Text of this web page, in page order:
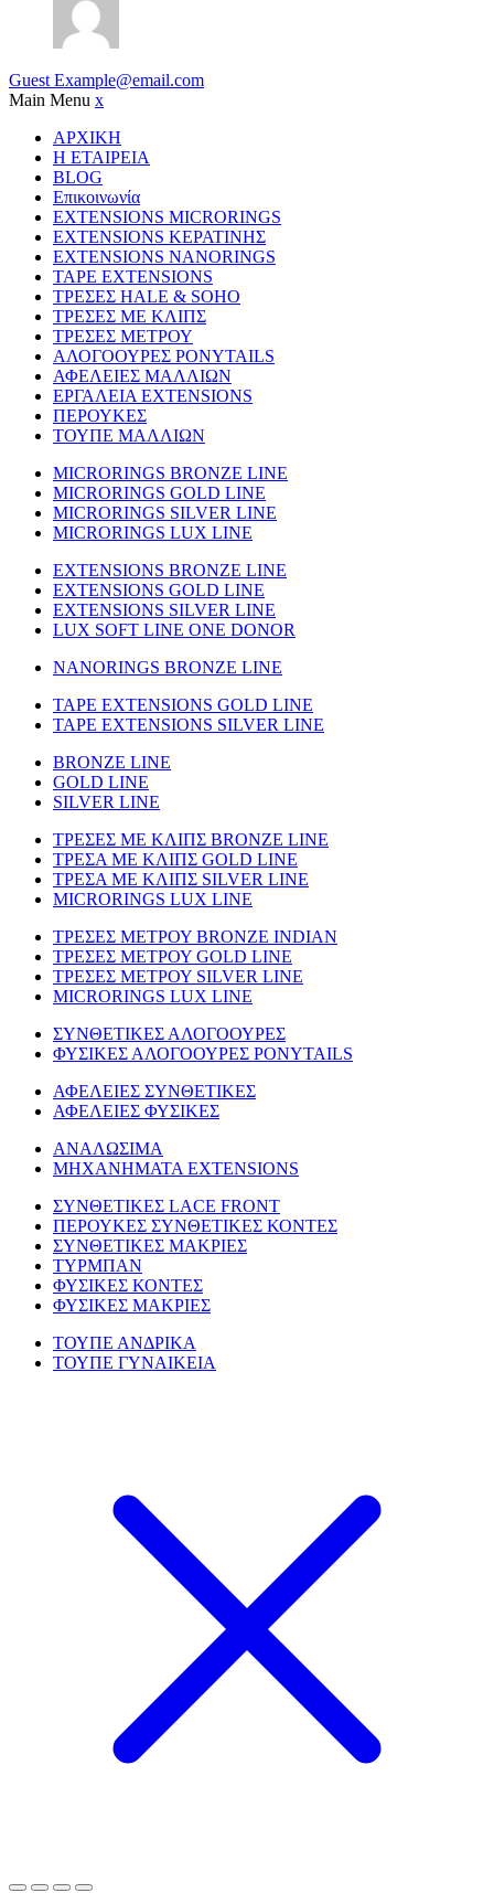
Guest Example@email.com
Main Menu x
ΑΡΧΙΚΗ
Η ΕΤΑΙΡΕΙΑ
BLOG
Επικοινωνία
EXTENSIONS MICRORINGS
EXTENSIONS ΚΕΡΑΤΙΝΗΣ
EXTENSIONS NANORINGS
TAPE EXTENSIONS
ΤΡΕΣΕΣ HALE & SOHO
ΤΡΕΣΕΣ ΜΕ ΚΛΙΠΣ
ΤΡΕΣΕΣ ΜΕΤΡΟΥ
ΑΛΟΓΟΟΥΡΕΣ PONYTAILS
ΑΦΕΛΕΙΕΣ ΜΑΛΛΙΩΝ
ΕΡΓΑΛΕΙΑ EXTENSIONS
ΠΕΡΟΥΚΕΣ
ΤΟΥΠΕ ΜΑΛΛΙΩΝ
MICRORINGS BRONZE LINE
MICRORINGS GOLD LINE
MICRORINGS SILVER LINE
MICRORINGS LUX LINE
EXTENSIONS BRONZE LINE
EXTENSIONS GOLD LINE
EXTENSIONS SILVER LINE
LUX SOFT LINE ONE DONOR
NANORINGS BRONZE LINE
TAPE EXTENSIONS GOLD LINE
TAPE EXTENSIONS SILVER LINE
BRONZE LINE
GOLD LINE
SILVER LINE
ΤΡΕΣΕΣ ΜΕ ΚΛΙΠΣ BRONZE LINE
ΤΡΕΣΑ ΜΕ ΚΛΙΠΣ GOLD LINE
ΤΡΕΣΑ ΜΕ ΚΛΙΠΣ SILVER LINE
MICRORINGS LUX LINE
TΡΕΣΕΣ ΜΕΤΡΟΥ BRONZE INDIAN
ΤΡΕΣΕΣ ΜΕΤΡΟΥ GOLD LINE
ΤΡΕΣΕΣ ΜΕΤΡΟΥ SILVER LINE
MICRORINGS LUX LINE
ΣΥΝΘΕΤΙΚΕΣ ΑΛΟΓΟΟΥΡΕΣ
ΦΥΣΙΚΕΣ ΑΛΟΓΟΟΥΡΕΣ PONYTAILS
ΑΦΕΛΕΙΕΣ ΣΥΝΘΕΤΙΚΕΣ
ΑΦΕΛΕΙΕΣ ΦΥΣΙΚΕΣ
ΑΝΑΛΩΣΙΜΑ
ΜΗΧΑΝΗΜΑΤΑ EXTENSIONS
ΣΥΝΘΕΤΙΚΕΣ LACE FRONT
ΠΕΡΟΥΚΕΣ ΣΥΝΘΕΤΙΚΕΣ ΚΟΝΤΕΣ
ΣΥΝΘΕΤΙΚΕΣ ΜΑΚΡΙΕΣ
ΤΥΡΜΠΑΝ
ΦΥΣΙΚΕΣ ΚΟΝΤΕΣ
ΦΥΣΙΚΕΣ ΜΑΚΡΙΕΣ
ΤΟΥΠΕ ΑΝΔΡΙΚΑ
ΤΟΥΠΕ ΓΥΝΑΙΚΕΙΑ